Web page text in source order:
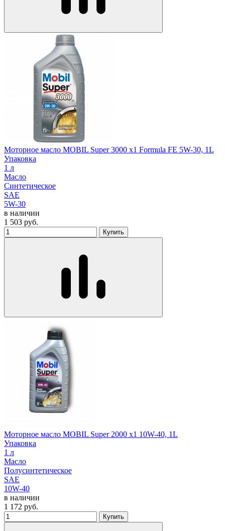
Моторное масло MOBIL Super 3000 x1 Formula FE 5W-30, 1L
Упаковка
1 л
Масло
Синтетическое
SAE
5W-30
в наличии
1 503 руб.
Купить
Моторное масло MOBIL Super 2000 x1 10W-40, 1L
Упаковка
1 л
Масло
Полусинтетическое
SAE
10W-40
в наличии
1 172 руб.
Купить